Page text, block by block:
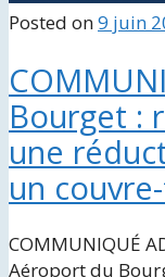
Posted on9 juin
Bourget :
une
un
COMMUNIQUÉ
Aéroport du